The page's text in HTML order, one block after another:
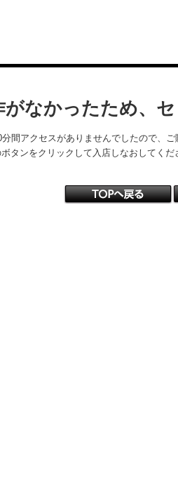
がなかったため、
間アクセスがありませんでしたので、ご
タンをクリックして入店しなおしてくだ